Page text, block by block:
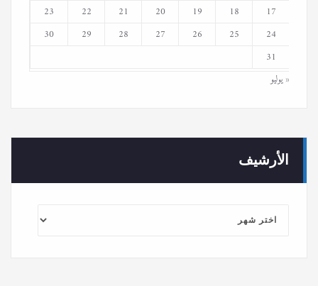
17
18
19
20
21
22
23
24
25
26
27
28
29
30
31
« يوليو
الأرشيف